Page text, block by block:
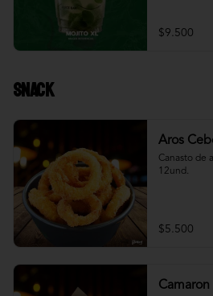
$9.500
Snack
Aros
Canasto de
12und.
$5.500
Camaron